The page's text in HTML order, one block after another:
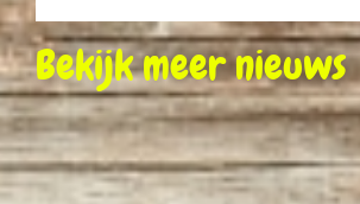
Bekijk meer nieuws